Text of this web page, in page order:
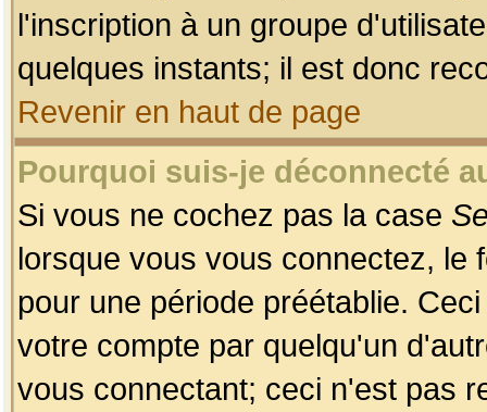
l'inscription à un groupe
quelques instants; il est donc
Revenir en haut de page
Pourquoi suis-je déconnecté
Si vous ne cochez pas la case
lorsque vous vous connectez, le
pour une période préétablie.
votre compte par quelqu'un
vous connectant; ceci n'est pas